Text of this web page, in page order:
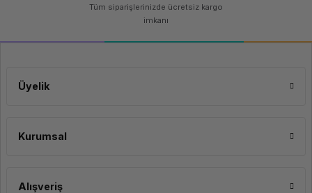
Tüm siparişlerinizde ücretsiz kargo
imkanı
Üyelik
Kurumsal
Alışveriş